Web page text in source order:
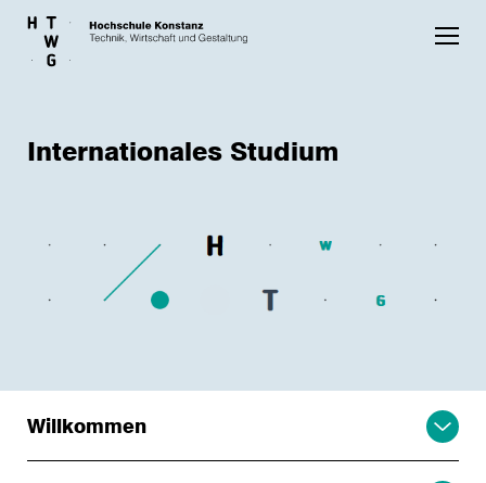
Skip to main content
Internationales Studium
Willkommen